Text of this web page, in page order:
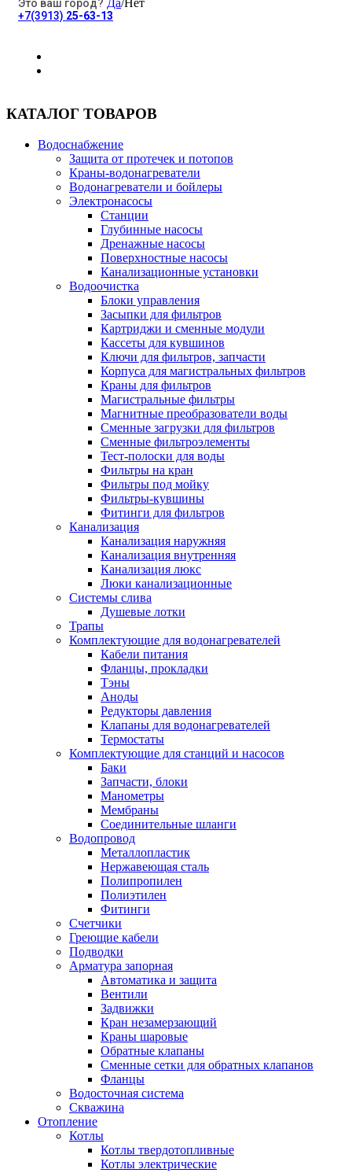
Электротовары
Хозяйственные товары
Строительные товары
Все для бани
Полезные статьи
Новости и Акции
Оплата и доставка
Сервис-центр
Адреса Сервис-центров
Обмен и возврат товара
Это ваш город? Да/Нет
+7(3913) 25-63-13
КАТАЛОГ ТОВАРОВ
Водоснабжение
Защита от протечек и потопов
Краны-водонагреватели
Водонагреватели и бойлеры
Электронасосы
Станции
Глубинные насосы
Дренажные насосы
Поверхностные насосы
Канализационные установки
Водоочистка
Блоки управления
Засыпки для фильтров
Картриджи и сменные модули
Кассеты для кувшинов
Ключи для фильтров, запчасти
Корпуса для магистральных фильтров
Краны для фильтров
Магистральные фильтры
Магнитные преобразователи воды
Сменные загрузки для фильтров
Сменные фильтроэлементы
Тест-полоски для воды
Фильтры на кран
Фильтры под мойку
Фильтры-кувшины
Фитинги для фильтров
Канализация
Канализация наружняя
Канализация внутренняя
Канализация люкс
Люки канализационные
Системы слива
Душевые лотки
Трапы
Комплектующие для водонагревателей
Кабели питания
Фланцы, прокладки
Тэны
Аноды
Редукторы давления
Клапаны для водонагревателей
Термостаты
Комплектующие для станций и насосов
Баки
Запчасти, блоки
Манометры
Мембраны
Соединительные шланги
Водопровод
Металлопластик
Нержавеющая сталь
Полипропилен
Полиэтилен
Фитинги
Счетчики
Греющие кабели
Подводки
Арматура запорная
Автоматика и защита
Вентили
Задвижки
Кран незамерзающий
Краны шаровые
Обратные клапаны
Сменные сетки для обратных клапанов
Фланцы
Водосточная система
Скважина
Отопление
Котлы
Котлы твердотопливные
Котлы электрические